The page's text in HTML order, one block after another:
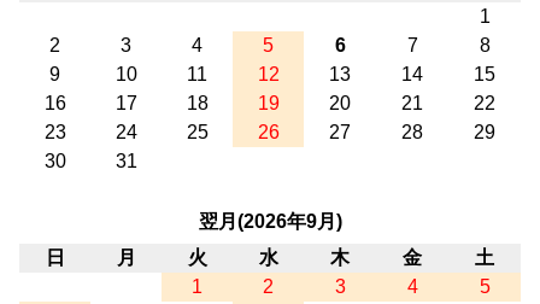
1
2
3 4 5 6 7
8
9
10 11 12 13 14
15
16
17 18 19 20 21
22
23
24 25 26 27 28
29
30
31
翌月(2026年9月)
日
月 火 水 木 金
土
1
2 3 4 5